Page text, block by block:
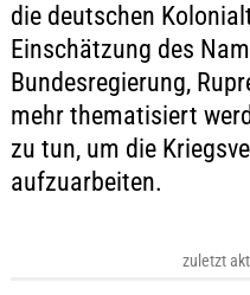
die deutschen
Einschätzung des
Bundesregierung,
mehr thematisiert
zu tun, um die
aufzuarbeiten.
zuletzt